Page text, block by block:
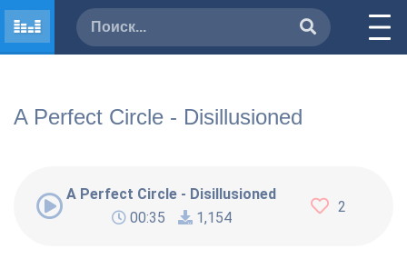
A Perfect Circle - Disillusioned
A Perfect Circle - Disillusioned
00:35
1,154
2